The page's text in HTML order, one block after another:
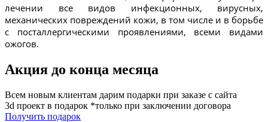
лечении все видов инфекционных, вирусных,
механических повреждений кожи, в том числе и в борьбе
с посталлергическими проявлениями, всеми видами
ожогов.
Акция до конца месяца
Всем новым клиентам дарим подарки при заказе с сайта
3d проект в подарок *только при заключении договора
Получить подарок